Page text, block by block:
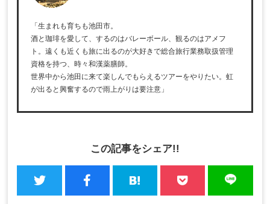
「生まれも育ちも池田市。
酒と珈琲を愛して、するのはバレーボール、観るのはアメフ
ト。遠くも近くも旅に出るのが大好きで総合旅行業務取扱管理
資格を持つ、時々和漢薬膳師。
世界中から池田に来て楽しんでもらえるツアーをやりたい。虹
が出ると興奮するので雨上がりは要注意」
この記事をシェア!!